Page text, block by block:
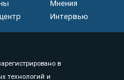
Мнения
Интервью
в
технологий и